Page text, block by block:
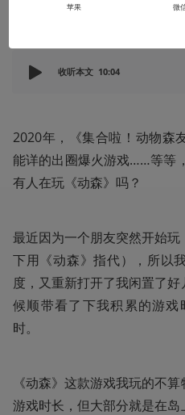
收听本文 10:04
2020年，《集合啦！动物森
能详的出圈爆火游戏……等等
有人在玩《动森》吗？
最近因为一个朋友突然开始
下用《动森》指代），所以
度，又重新打开了我闲置了
候顺带看了下我积累的游
时。
《动森》这款游戏我玩的不
游戏时长，但大部分就是在
苹果 微